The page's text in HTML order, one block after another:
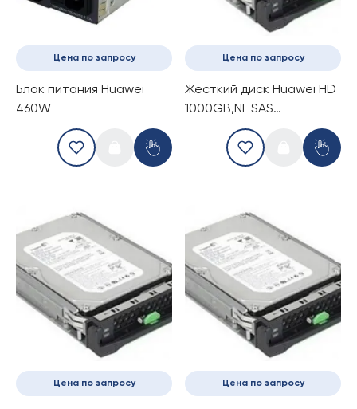
Цена по запросу
Блок питания Huawei
460W
Цена по запросу
Жесткий диск Huawei HD
1000GB,NL SAS
6.0Gb/s,7200rpm, 3.5
inch,64 MB
Цена по запросу Цена по запросу